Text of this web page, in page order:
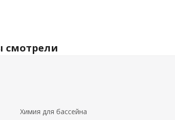
смотрели
Химия для бассейна